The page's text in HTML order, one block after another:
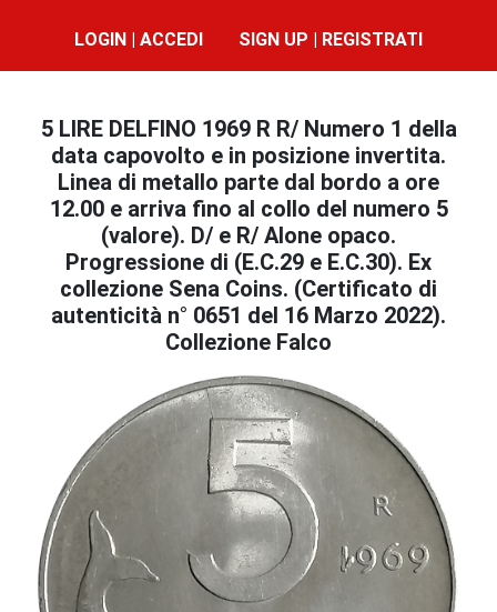
LOGIN | ACCEDI SIGN UP | REGISTRATI
5 LIRE DELFINO 1969 R R/ Numero 1 della
data capovolto e in posizione invertita.
Linea di metallo parte dal bordo a ore
12.00 e arriva fino al collo del numero 5
(valore). D/ e R/ Alone opaco.
Progressione di (E.C.29 e E.C.30). Ex
collezione Sena Coins. (Certificato di
autenticità n° 0651 del 16 Marzo 2022).
Collezione Falco